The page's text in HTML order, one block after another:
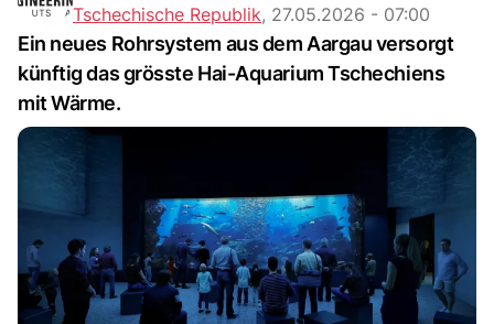
Tschechische Republik, 27.05.2026 - 07:00
Ein neues Rohrsystem aus dem Aargau versorgt
künftig das grösste Hai-Aquarium Tschechiens
mit Wärme.